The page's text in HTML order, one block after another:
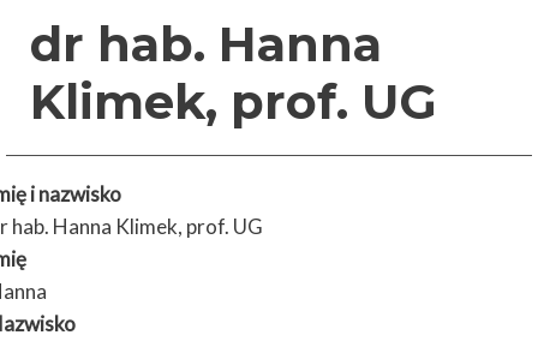
dr hab. Hanna
Klimek, prof. UG
i nazwisko
hab. Hanna Klimek, prof. UG